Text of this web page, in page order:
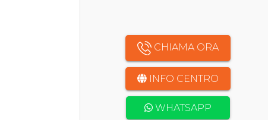
CHIAMA ORA
INFO CENTRO
WHATSAPP